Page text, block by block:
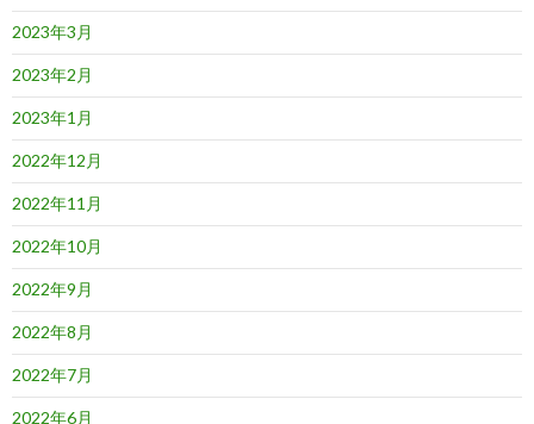
2023年3月
2023年2月
2023年1月
2022年12月
2022年11月
2022年10月
2022年9月
2022年8月
2022年7月
2022年6月